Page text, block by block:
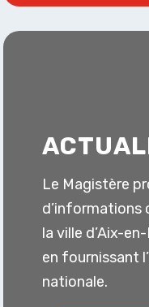
Le Magistère
d’informations
la ville d’Aix-
en fournissant
nationale.